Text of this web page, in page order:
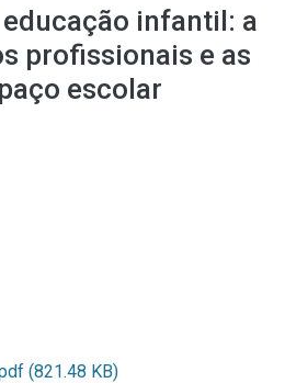
infantil: a
profissionais e as
escolar
(821.48 KB)